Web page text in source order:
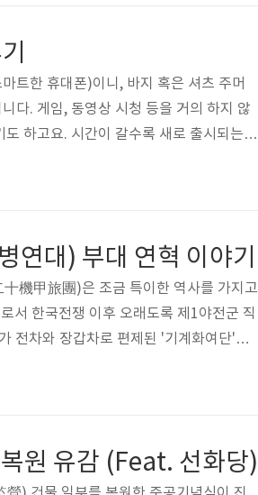
트한 휴대폰)이니, 바지 혹은 셔츠 주머
다. 게임, 동영상 시청 등을 거의 하지 않
하고요. 시간이 갈수록 새로 출시되는
핸드폰을 좋아하는 입장에서 선택의 폭
연대) 부대 연혁 이야기
機甲旅團)은 조금 특이한 역사를 가지고
서 한국전쟁 이후 오래도록 제1야전군 직
전차와 장갑차로 편제된 '기계화여단'을
. 부대 상징명칭(독수리부대)과 번호(20)
원 유감 (Feat. 선화당)